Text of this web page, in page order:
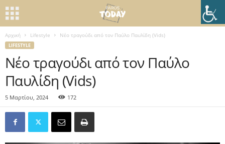
Αρχική Lifestyle Νέο τραγούδι από τον Παύλο Παυλίδη (Vids)
LIFESTYLE
Νέο τραγούδι από τον Παύλο
Παυλίδη (Vids)
5 Μαρτίου, 2024 172